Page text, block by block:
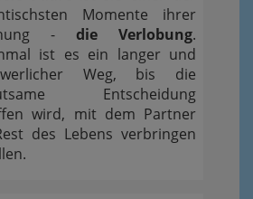
Momente ihrer
- die Verlobung.
ist es ein langer und
Weg, bis die
Entscheidung
wird, mit dem Partner
des Lebens verbringen